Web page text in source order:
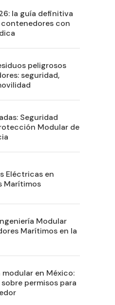
la guía definitiva
con
peligrosos
seguridad,
Seguridad
Modular de
Eléctricas en
Marítimos
Modular
Marítimos en la
en México:
permisos para